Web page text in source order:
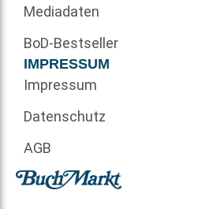
Mediadaten
BoD-Bestseller
IMPRESSUM
Impressum
Datenschutz
AGB